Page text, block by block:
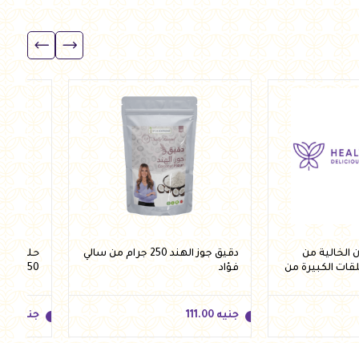
جنيه 123.00 جنيه
الخالية من
الكبيرة من
دقيق جوز الهند 250 جرام من سالي
فؤاد
جنيه 111.00
حلقات
250 جرام من فيردي
جنيه